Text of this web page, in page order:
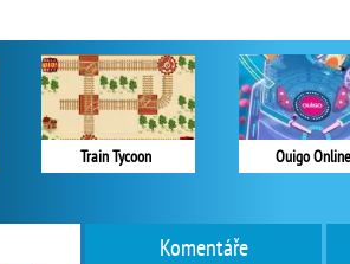
Train Tycoon Ouigo Online
Komentáře